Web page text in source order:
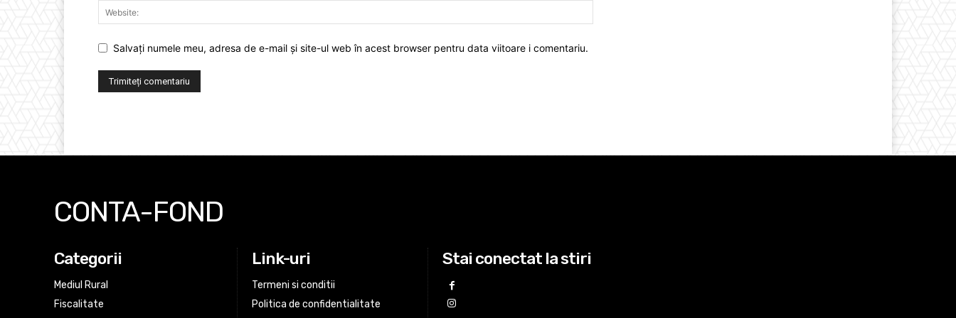
Salvați numele meu, adresa de e-mail și site-ul web în acest browser pentru data viitoare i comentariu.
CONTA-FOND
Categorii
Mediul Rural
Fiscalitate
Link-uri
Termeni si conditii
Politica de confidentialitate
Stai conectat la stiri